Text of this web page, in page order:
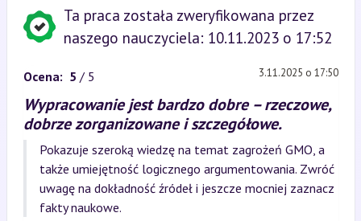
Ta praca została zweryfikowana przez
naszego nauczyciela: 10.11.2023 o 17:52
Ocena: 5 / 5 3.11.2025 o 17:50
Wypracowanie jest bardzo dobre – rzeczowe,
dobrze zorganizowane i szczegółowe.
Pokazuje szeroką wiedzę na temat zagrożeń GMO, a
także umiejętność logicznego argumentowania. Zwróć
uwagę na dokładność źródeł i jeszcze mocniej zaznacz
fakty naukowe.